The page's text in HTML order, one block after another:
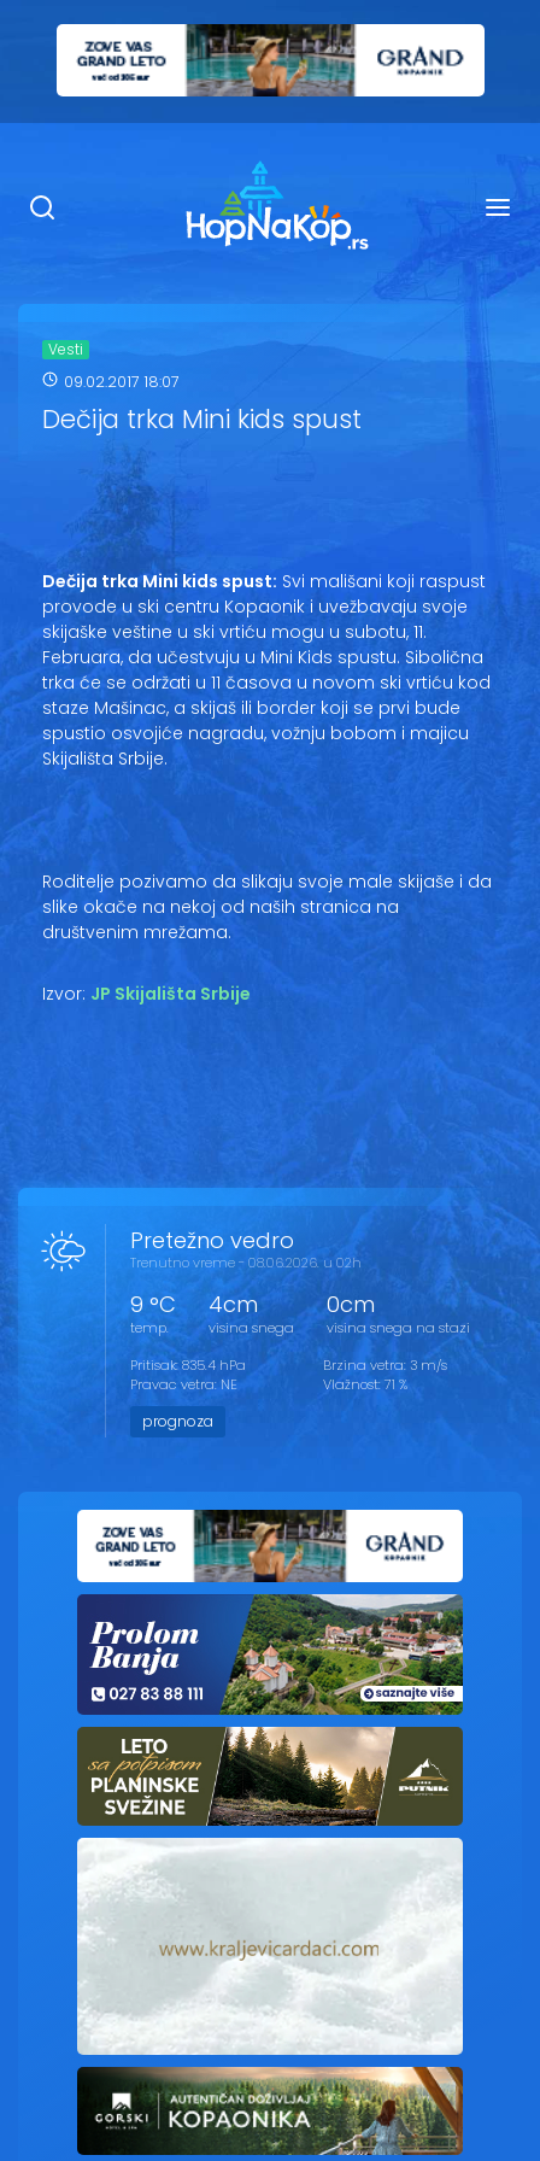
Ugostiteljstvo
Kop Info
Oglasi
Galerija
Vesti
09.02.2017 18:07
Dečija trka Mini kids spust
Dečija trka Mini kids spust: Svi mališani koji raspust
provode u ski centru Kopaonik i uvežbavaju svoje
skijaške veštine u ski vrtiću mogu u subotu, 11.
Februara, da učestvuju u Mini Kids spustu. Sibolična
trka će se održati u 11 časova u novom ski vrtiću kod
staze Mašinac, a skijaš ili border koji se prvi bude
spustio osvojiće nagradu, vožnju bobom i majicu
Skijališta Srbije.
Roditelje pozivamo da slikaju svoje male skijaše i da
slike okače na nekoj od naših stranica na
društvenim mrežama.
Izvor: JP Skijališta Srbije
Pretežno vedro
Trenutno vreme - 08.06.2026. u 02h
9 °C
temp.
4cm
visina snega
0cm
visina snega na stazi
Pritisak: 835.4 hPa
Pravac vetra: NE
Brzina vetra: 3 m/s
Vlažnost: 71 %
prognoza